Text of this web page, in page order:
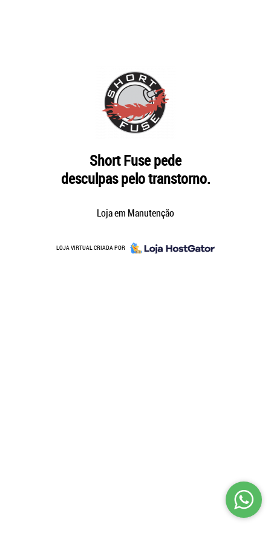
Short Fuse pede
desculpas pelo transtorno.
Loja em Manutenção
LOJA VIRTUAL CRIADA POR